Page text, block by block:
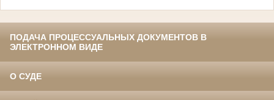
ПОДАЧА ПРОЦЕССУАЛЬНЫХ ДОКУМЕНТОВ В
ЭЛЕКТРОННОМ ВИДЕ
О СУДЕ